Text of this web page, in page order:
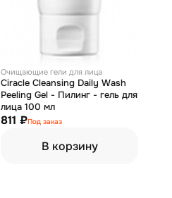
Очищающие гели для лица
Ciracle Cleansing Daily Wash
Peeling Gel - Пилинг - гель для
лица 100 мл
811 ₽Под заказ
В корзину